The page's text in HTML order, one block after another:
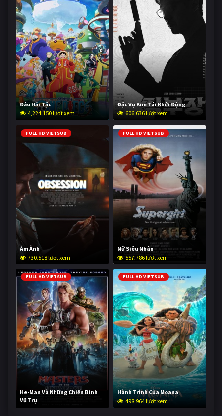
Đảo Hải Tặc
4,224,150 lượt xem
Đặc Vụ Kim Tái Khởi Động
606,636 lượt xem
FULL HD VIETSUB
Ám Ảnh
730,518 lượt xem
FULL HD VIETSUB
Nữ Siêu Nhân
557,786 lượt xem
FULL HD VIETSUB
He-Man Và Những Chiến Binh
Vũ Trụ
248,398 lượt xem
FULL HD VIETSUB
Hành Trình Của Moana
498,964 lượt xem